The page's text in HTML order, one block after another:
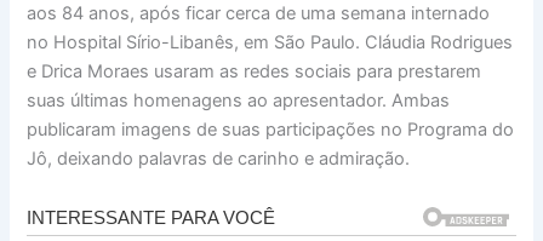
aos 84 anos, após ficar cerca de uma semana internado
no Hospital Sírio-Libanês, em São Paulo. Cláudia Rodrigues
e Drica Moraes usaram as redes sociais para prestarem
suas últimas homenagens ao apresentador. Ambas
publicaram imagens de suas participações no Programa do
Jô, deixando palavras de carinho e admiração.